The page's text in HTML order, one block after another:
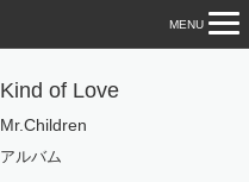
MENU
Kind of Love
Mr.Children
アルバム